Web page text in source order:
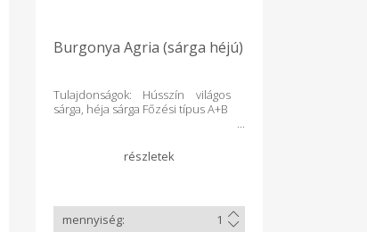
Burgonya Agria (sárga héjú)
Tulajdonságok: Hússzín világos
sárga, héja sárga Főzési típus A+B